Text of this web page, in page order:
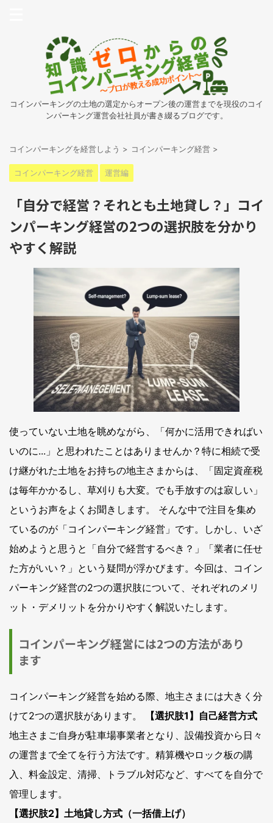
コインパーキングの土地の選定からオープン後の運営までを現役のコイ
ンパーキング運営会社社員が書き綴るブログです。
コインパーキングを経営しよう > コインパーキング経営 >
コインパーキング経営 運営編
「自分で経営？それとも土地貸し？」コイ
ンパーキング経営の2つの選択肢を分かり
やすく解説
使っていない土地を眺めながら、「何かに活用できればい
いのに...」と思われたことはありませんか？特に相続で受
け継がれた土地をお持ちの地主さまからは、「固定資産税
は毎年かかるし、草刈りも大変。でも手放すのは寂しい」
というお声をよくお聞きします。 そんな中で注目を集め
ているのが「コインパーキング経営」です。しかし、いざ
始めようと思うと「自分で経営するべき？」「業者に任せ
た方がいい？」という疑問が浮かびます。今回は、コイン
パーキング経営の2つの選択肢について、それぞれのメリ
ット・デメリットを分かりやすく解説いたします。
コインパーキング経営には2つの方法があり
ます
コインパーキング経営を始める際、地主さまには大きく分
けて2つの選択肢があります。
【選択肢1】自己経営方式
地主さまご自身が駐車場事業者となり、設備投資から日々
の運営まで全てを行う方法です。精算機やロック板の購
入、料金設定、清掃、トラブル対応など、すべてを自分で
管理します。
【選択肢2】土地貸し方式（一括借上げ）